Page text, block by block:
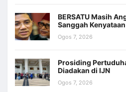
BERSATU Masih
Sanggah
Ogos 7, 2026
Prosiding
Diadakan di IJN
Ogos 7, 2026